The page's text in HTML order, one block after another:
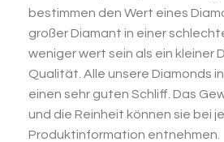
bestimmen den Wert eines
großer Diamant in einer
weniger wert sein als ein kleiner
Qualität. Alle unsere Diamonds
einen sehr guten Schliff. Das
und die Reinheit können sie bei
Produktinformation entnehmen.